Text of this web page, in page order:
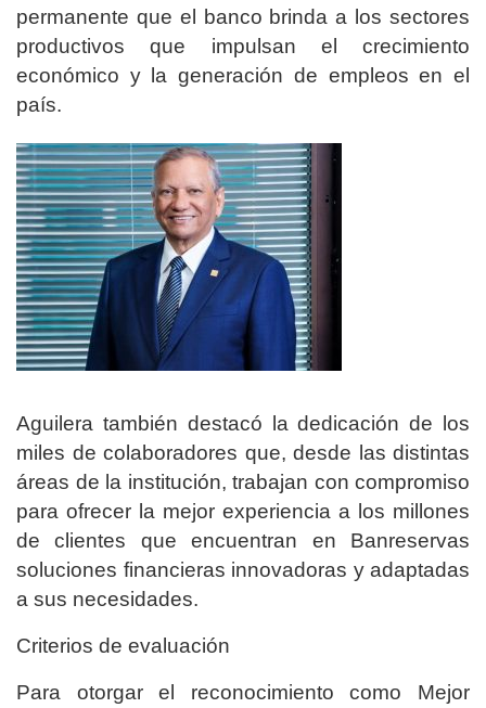
permanente que el banco brinda a los sectores
productivos que impulsan el crecimiento
económico y la generación de empleos en el
país.
Aguilera también destacó la dedicación de los
miles de colaboradores que, desde las distintas
áreas de la institución, trabajan con compromiso
para ofrecer la mejor experiencia a los millones
de clientes que encuentran en Banreservas
soluciones financieras innovadoras y adaptadas
a sus necesidades.
Criterios de evaluación
Para otorgar el reconocimiento como Mejor